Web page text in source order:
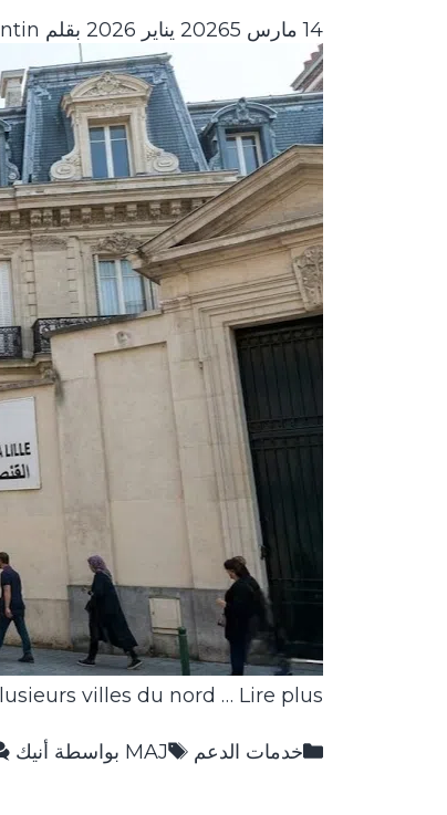
14 مارس 2026 5 يناير 2026 بقلم
villes du nord … Lire plus
التصنيفات
خدمات الدعم الوسوم
MAJ بواسطة أنيك